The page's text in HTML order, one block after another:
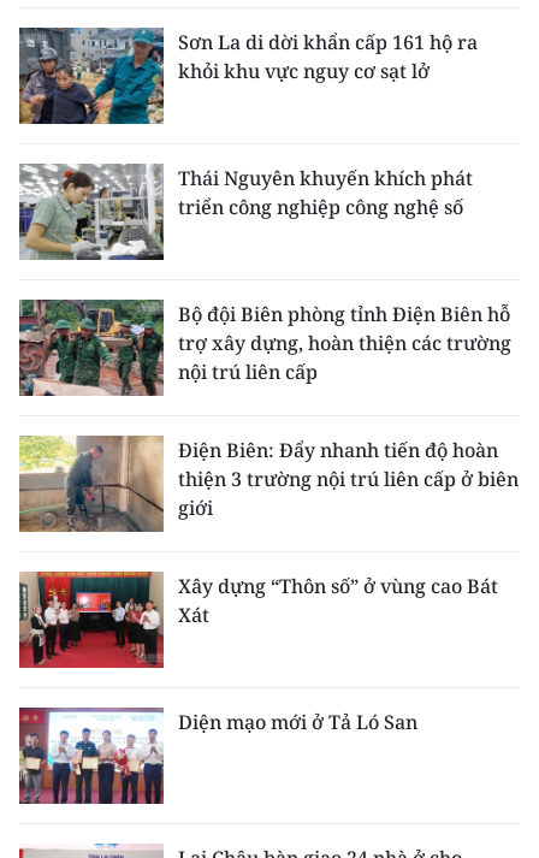
Sơn La di dời khẩn cấp 161 hộ ra
khỏi khu vực nguy cơ sạt lở
Thái Nguyên khuyến khích phát
triển công nghiệp công nghệ số
Bộ đội Biên phòng tỉnh Điện Biên hỗ
trợ xây dựng, hoàn thiện các trường
nội trú liên cấp
Điện Biên: Đẩy nhanh tiến độ hoàn
thiện 3 trường nội trú liên cấp ở biên
giới
Xây dựng “Thôn số” ở vùng cao Bát
Xát
Diện mạo mới ở Tả Ló San